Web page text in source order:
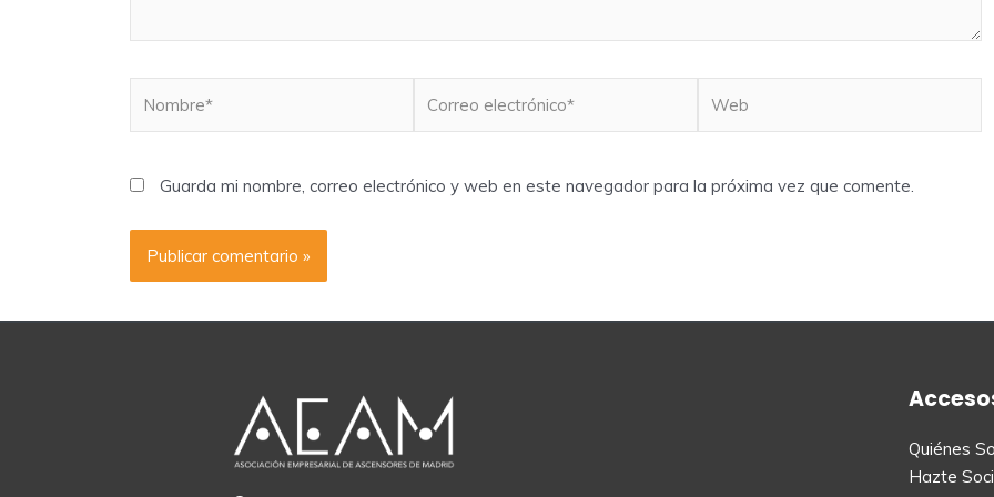
electrónico*
Guarda mi nombre, correo electrónico y web en este navegador para la próxima vez que comente.
Quiénes
Hazte